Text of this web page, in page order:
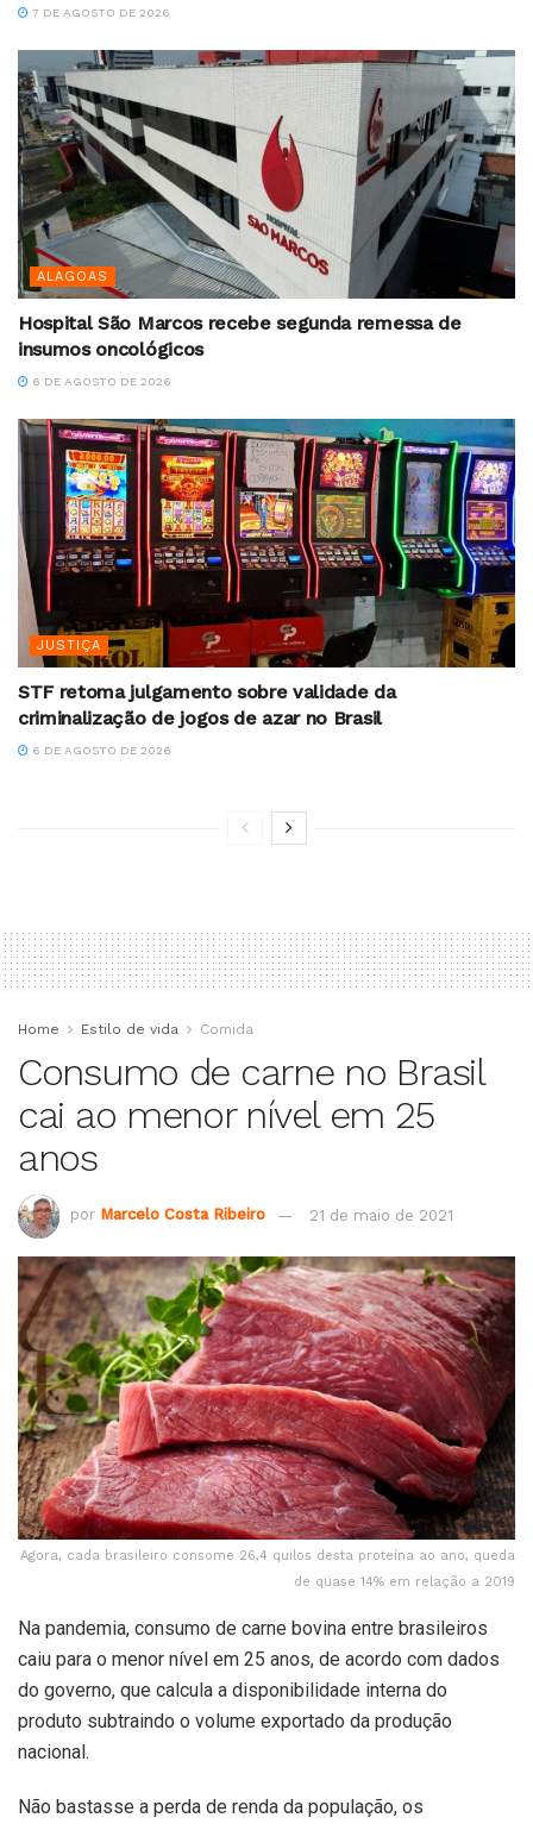
7 DE AGOSTO DE 2026
ALAGOAS
Hospital São Marcos recebe segunda remessa de
insumos oncológicos
6 DE AGOSTO DE 2026
JUSTIÇA
STF retoma julgamento sobre validade da
criminalização de jogos de azar no Brasil
6 DE AGOSTO DE 2026
Home Estilo de vida Comida
Consumo de carne no Brasil
cai ao menor nível em 25
anos
por Marcelo Costa Ribeiro 21 de maio de 2021
Agora, cada brasileiro consome 26,4 quilos desta proteína ao ano, queda
de quase 14% em relação a 2019
Na pandemia, consumo de carne bovina entre brasileiros
caiu para o menor nível em 25 anos, de acordo com dados
do governo, que calcula a disponibilidade interna do
produto subtraindo o volume exportado da produção
nacional.
Não bastasse a perda de renda da população, os